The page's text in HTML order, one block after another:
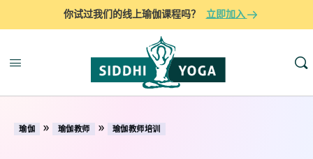
你试过我们的线上瑜伽课程吗？ 立即加入
瑜伽 » 瑜伽教师 » 瑜伽教师培训